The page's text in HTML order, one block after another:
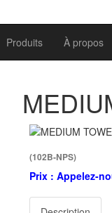
Produits À propos
(102B-NPS)
Prix : Appelez-